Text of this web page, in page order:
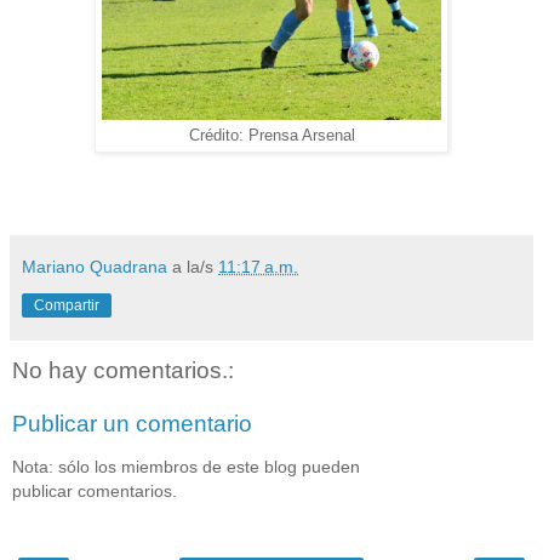
Crédito: Prensa Arsenal
Mariano Quadrana a la/s 11:17 a.m.
Compartir
No hay comentarios.:
Publicar un comentario
Nota: sólo los miembros de este blog pueden
publicar comentarios.